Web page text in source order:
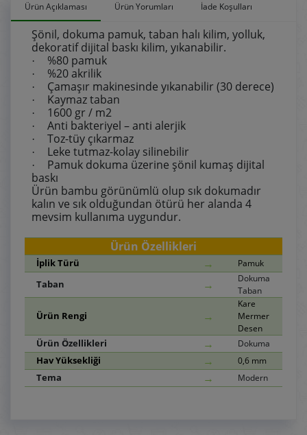
Ürün Açıklaması Ürün Yorumları İade Koşulları
Şönil, dokuma pamuk, taban halı kilim, yolluk,
dekoratif dijital baskı kilim, yıkanabilir.
· %80 pamuk
· %20 akrilik
· Çamaşır makinesinde yıkanabilir (30 derece)
· Kaymaz taban
· 1600 gr / m2
· Anti bakteriyel – anti alerjik
· Toz-tüy çıkarmaz
· Leke tutmaz-kolay silinebilir
·
Pamuk dokuma üzerine şönil kumaş dijital
baskı
Ürün bambu görünümlü olup sık dokumadır
kalın ve sık olduğundan ötürü her alanda 4
mevsim kullanıma uygundur.
Ürün Özellikleri
İplik Türü → Pamuk
Taban →
Dokuma
Taban
Ürün Rengi →
Kare
Mermer
Desen
Ürün Özellikleri → Dokuma
Hav Yüksekliği → 0,6 mm
Tema → Modern